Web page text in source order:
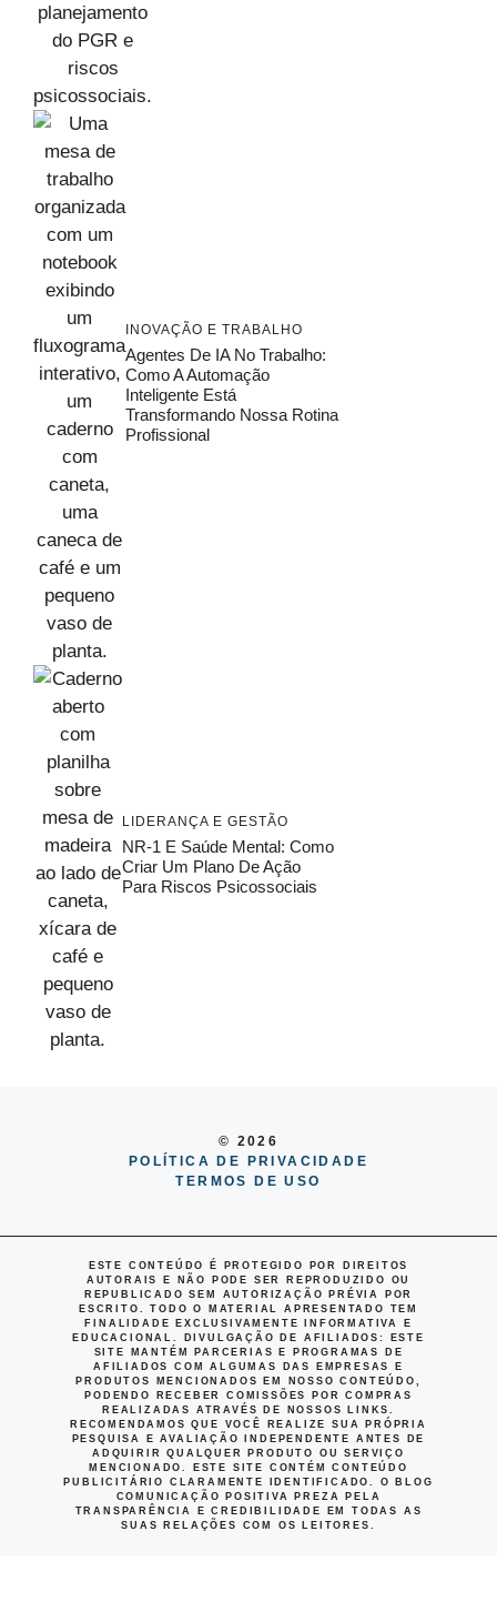
INOVAÇÃO E TRABALHO
Agentes De IA No Trabalho:
Como A Automação
Inteligente Está
Transformando Nossa Rotina
Profissional
LIDERANÇA E GESTÃO
NR-1 E Saúde Mental: Como
Criar Um Plano De Ação
Para Riscos Psicossociais
© 2026
POLÍTICA DE PRIVACIDADE
TERMOS DE USO
ESTE CONTEÚDO É PROTEGIDO POR DIREITOS
AUTORAIS E NÃO PODE SER REPRODUZIDO OU
REPUBLICADO SEM AUTORIZAÇÃO PRÉVIA POR
ESCRITO. TODO O MATERIAL APRESENTADO TEM
FINALIDADE EXCLUSIVAMENTE INFORMATIVA E
EDUCACIONAL.
DIVULGAÇÃO DE AFILIADOS : ESTE
SITE MANTÉM PARCERIAS E PROGRAMAS DE
AFILIADOS COM ALGUMAS DAS EMPRESAS E
PRODUTOS MENCIONADOS EM NOSSO CONTEÚDO,
PODENDO RECEBER COMISSÕES POR COMPRAS
REALIZADAS ATRAVÉS DE NOSSOS LINKS.
RECOMENDAMOS QUE VOCÊ REALIZE SUA PRÓPRIA
PESQUISA E AVALIAÇÃO INDEPENDENTE ANTES DE
ADQUIRIR QUALQUER PRODUTO OU SERVIÇO
MENCIONADO. ESTE SITE CONTÉM CONTEÚDO
PUBLICITÁRIO CLARAMENTE IDENTIFICADO. O BLOG
COMUNICAÇÃO POSITIVA PREZA PELA
TRANSPARÊNCIA E CREDIBILIDADE EM TODAS AS
SUAS RELAÇÕES COM OS LEITORES.